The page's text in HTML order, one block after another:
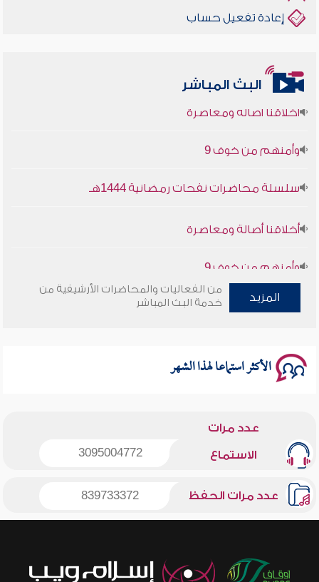
إعادة تفعيل حساب
البث المباشر
أخلاقنا أصالة ومعاصرة
سلسلة محاضرات نفحات رمضانية 1444هـ
المزيد
من الفعاليات والمحاضرات الأرشيفية من
خدمة البث المباشر
الأكثر استماعا لهذا الشهر
عدد مرات
الاستماع 3095004772
عدد مرات الحفظ 839733372